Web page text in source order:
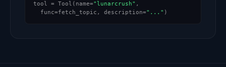
tool = Tool(name="lunarcrush" ,
  func=fetch_topic, description=
"..." )